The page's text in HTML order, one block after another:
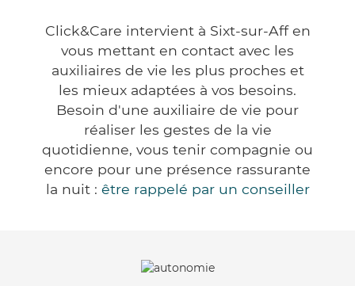
Click&Care intervient à Sixt-sur-Aff en
vous mettant en contact avec les
auxiliaires de vie les plus proches et
les mieux adaptées à vos besoins.
Besoin d'une auxiliaire de vie pour
réaliser les gestes de la vie
quotidienne, vous tenir compagnie ou
encore pour une présence rassurante
la nuit : être rappelé par un conseiller